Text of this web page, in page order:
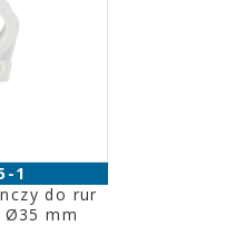
1
do rur
Ø35 mm